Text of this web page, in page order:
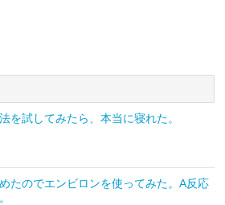
を試してみたら、本当に寝れた。
たのでエンビロンを使ってみた。A反応